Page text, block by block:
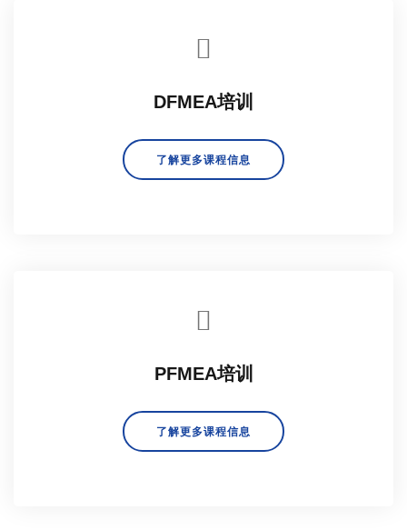
DFMEA培训
了解更多课程信息
PFMEA培训
了解更多课程信息